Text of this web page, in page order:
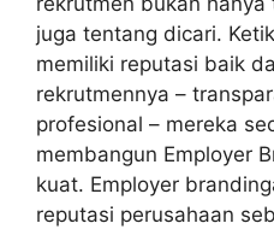
juga tentang dicari.
memiliki reputasi baik
rekrutmennya –
profesional – mereka
membangun Employer
kuat. Employer
reputasi perusahaan